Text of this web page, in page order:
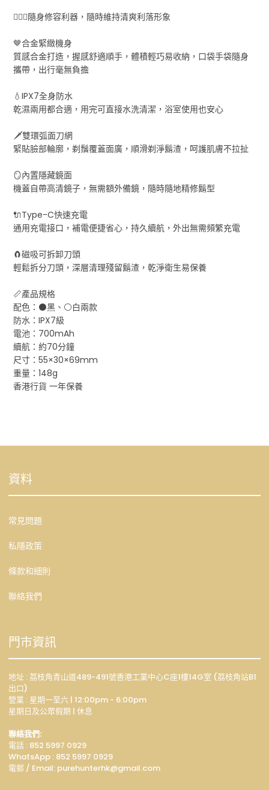
🧔🏻‍♂️隨身修容利器，隨時維持清爽利落形象
🤎合金緊緻機身
質感合金打造，握感舒適順手，體積輕巧易收納，口袋手袋隨身
攜帶，出行毫無負擔
💧IPX7全身防水
乾濕兩用都合適，用完可直接水洗清潔，浴室使用也安心
🗡️雙環弧面刀網
緊貼臉部輪廓，剃鬚覆蓋面廣，順滑剃淨鬍渣，呵護肌膚不拉扯
🪞內置隱藏鏡面
機蓋自帶高清鏡子，無需額外備鏡，隨時隨地精修鬍型
🔌Type-C快速充電
通用充電接口，補電便捷省心，持久續航，外出無需頻繁充電
🧲磁吸可拆卸刀頭
輕鬆拆分刀頭，深層清理殘留鬍渣，乾淨衛生易保養
📏產品規格
配色：⚫黑、⚪白兩款
防水：IPX7級
電池：700mAh
續航：約70分鐘
尺寸：55×30×69mm
重量：148g
香港行貨 一年保養
資料
常見問題
私隱政策
條款和細則
聯絡我們
門市資訊
地址 : 荔枝角青山道489-491號香港工業中心C座1樓14G室 (荔枝角站B1
出口)
營業 : 星期一至六 | 12:00pm - 6:00pm
星期日及公眾假期 | 休息
聯絡我們:
電話 : 852 5997 0929
WhatsApp : 852 5997 0929
電郵 / Email: purehunterhk@gmail.com